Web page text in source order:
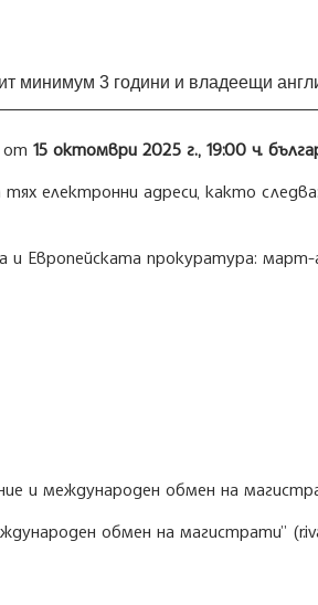
минимум 3 години и владеещи
от 15 октомври 2025 г., 19:00 ч.
електронни адреси, както следва:
и Европейската прокуратура: март-
и международен обмен на
обмен на магистрати”